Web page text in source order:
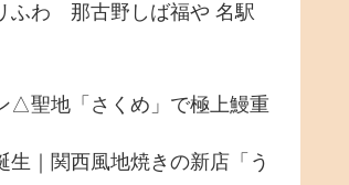
ふわ 那古野しば福や 名駅
△聖地「さくめ」で極上鰻重
生｜関西風地焼きの新店「う